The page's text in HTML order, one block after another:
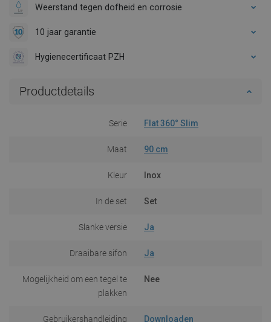
Weerstand tegen dofheid en corrosie
10 jaar garantie
Hygienecertificaat PZH
Productdetails
Serie Flat 360° Slim
Maat 90 cm
Kleur Inox
In de set Set
Slanke versie Ja
Draaibare sifon Ja
Mogelijkheid om een tegel te
plakken
Nee
Gebruikershandleiding Downloaden